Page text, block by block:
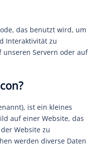
das benutzt wird, um
Interaktivität zu
unseren Servern oder auf
ist ein kleines
auf einer Website, das
Website zu
werden diverse Daten